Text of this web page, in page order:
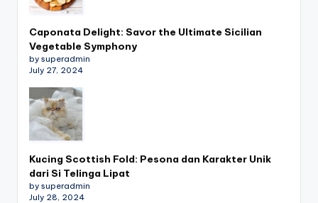
Caponata Delight: Savor the Ultimate Sicilian
Vegetable Symphony
by superadmin
July 27, 2024
Kucing Scottish Fold: Pesona dan Karakter Unik
dari Si Telinga Lipat
by superadmin
July 28, 2024